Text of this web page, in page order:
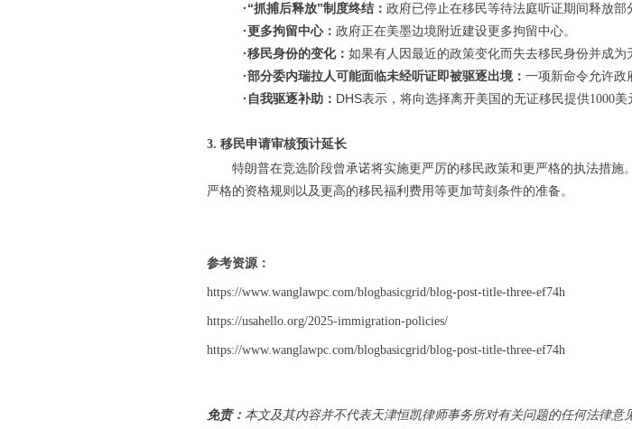
·“抓捕后释放”制度终结： 政府已停止在移民等待法庭听证期间释放
·更多拘留中心： 政府正在美墨边境附近建设更多拘留中心。
·移民身份的变化： 如果有人因最近的政策变化而失去移民身份并成为
·部分委内瑞拉人可能面临未经听证即被驱逐出境： 一项新命令允许政
·自我驱逐补助： DHS表示，将向选择离开美国的无证移民提供1000美
3. 移民申请审核预计延长
特朗普在竞选阶段曾承诺将实施更严厉的移民政策和更严格的执法措
严格的资格规则以及更高的移民福利费用等更加苛刻条件的准备。
参考资源：
https://www.wanglawpc.com/blogbasicgrid/blog-post-title-three-ef74h
https://usahello.org/2025-immigration-policies/
https://www.wanglawpc.com/blogbasicgrid/blog-post-title-three-ef74h
免责： 本文及其内容并不代表天津恒凯律师事务所对有关问题的任何法律